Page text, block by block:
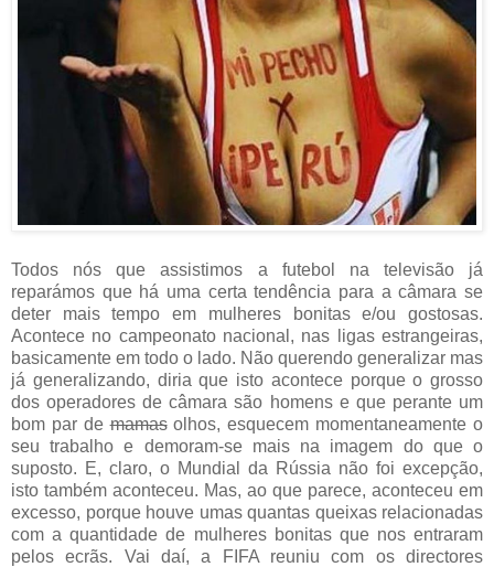
Todos nós que assistimos a futebol na televisão já
reparámos que há uma certa tendência para a câmara se
deter mais tempo em mulheres bonitas e/ou gostosas.
Acontece no campeonato nacional, nas ligas estrangeiras,
basicamente em todo o lado. Não querendo generalizar mas
já generalizando, diria que isto acontece porque o grosso
dos operadores de câmara são homens e que perante um
bom par demamasolhos, esquecem momentaneamente o
seu trabalho e demoram-se mais na imagem do que o
suposto. E, claro, o Mundial da Rússia não foi excepção,
isto também aconteceu. Mas, ao que parece, aconteceu em
excesso, porque houve umas quantas queixas relacionadas
com a quantidade de mulheres bonitas que nos entraram
pelos ecrãs. Vai daí, a FIFA reuniu com os directores